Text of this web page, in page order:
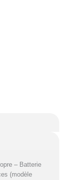
– Batterie
(modèle